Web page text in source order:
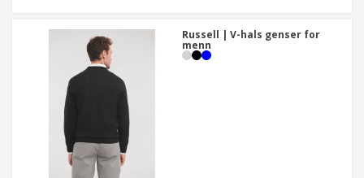
Russell | V-hals genser for
menn